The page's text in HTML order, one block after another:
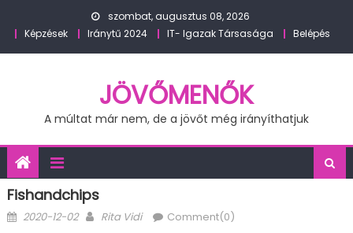
szombat, augusztus 08, 2026
Képzések
Iránytű 2024 IT- Igazak Társasága Belépés
JÖVŐMENŐK
A múltat már nem, de a jövőt még irányíthatjuk
Fishandchips
Posted
2020-12-02 Author
Rita Vidi Comment(0)